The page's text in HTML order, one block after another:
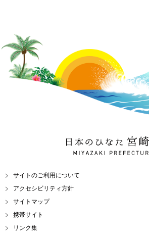
日本のひなた 宮崎県
MIYAZAKI PREFECTURE
サイトのご利用について
アクセシビリティ方針
サイトマップ
携帯サイト
リンク集